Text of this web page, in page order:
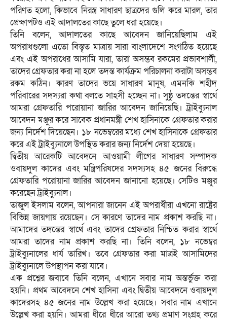
পরিণত হলো, কিভাবে নিরস্ত্র সাধারণ ছাত্রদের গুলি করে মারল, তার
প্রেক্ষাপটও এই আদালতের কাছে তুলে ধরা হয়েছে।
তিনি বলেন, আদালতের কাছে আবেদন জানিয়েছিলাম এই
অপরাধগুলো এতো বিস্তৃত মাত্রায় সারা বাংলাদেশে সংগঠিত হয়েছে
এবং এই অপরাধের আসামি যারা, তারা অসম্ভব রকমের প্রভাবশালী,
তাদের গ্রেফতার করা না হলে তদন্ত কার্যক্রম পরিচালনা করাটা অসম্ভব
রকম কঠিন। কারণ তাদের ভয়ে সাধারণ মানুষ, এমনকি শহীদ
পরিবারের সদস্যরা কথা বলতে সাহসী হচ্ছেন না। সুষ্ঠু তদন্তের স্বার্থে
আমরা গ্রেফতারি পরোয়ানা জারির আবেদন জানিয়েছি। ট্রাইব্যুনাল
আবেদন মঞ্জুর করে সাবেক প্রধানমন্ত্রী শেখ হাসিনাকে গ্রেফতার করার
জন্য নির্দেশ দিয়েছেন। ১৮ নভেম্বরের মধ্যে শেখ হাসিনাকে গ্রেফতার
করে এই ট্রাইব্যুনালে উপস্থিত করার জন্য নির্দেশ দেয়া হয়েছে।
দ্বিতীয় আরেকটি আবেদনে আওয়ামী লীগের সাধারণ সম্পাদক
ওবায়দুল কাদের এবং মন্ত্রিপরিষদের সদস্যসহ ৪৫ জনের বিরুদ্ধে
গ্রেফতারি পরোয়ানা জারির আবেদন জানানো হয়েছে। সেটিও মঞ্জুর
করেছেন ট্রাইব্যুনাল।
তাজুল ইসলাম বলেন, আপনারা জানেন এই অপরাধীরা এখনো রাষ্ট্রের
বিভিন্ন জায়গায় রয়েছেন। সে কারণে তাদের নাম প্রকাশ করছি না।
আমাদের তদন্তের স্বার্থে এবং তাদের গ্রেফতার নিশ্চিত করার স্বার্থে
আমরা তাদের নাম প্রকাশ করছি না। তিনি বলেন, ১৮ নভেম্বর
ট্রাইব্যুনালের ধার্য তারিখ। তবে গ্রেফতার করা মাত্রই আসামিদের
ট্রাইব্যুনালে উপস্থাপন করা যাবে।
এক প্রশ্নের জবাবে তিনি বলেন, এখানে সবার নাম অন্তর্ভুক্ত করা
হয়নি। প্রথম আবেদনে শেখ হাসিনা এবং দ্বিতীয় আবেদনে ওবায়দুল
কাদেরসহ ৪৫ জনের নাম উল্লেখ করা হয়েছে। সবার নাম এখানে
উল্লেখ করা হয়নি। আমরা ধীরে ধীরে আরো তথ্য প্রমাণ সংগ্রহ করে